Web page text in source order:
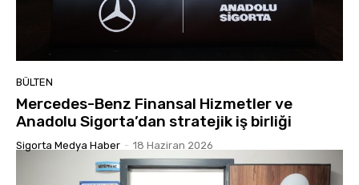
BÜLTEN
Mercedes-Benz Finansal Hizmetler ve
Anadolu Sigorta’dan stratejik iş birliği
Sigorta Medya Haber - 18 Haziran 2026